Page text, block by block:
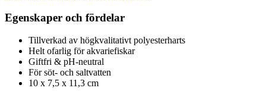
Egenskaper och fördelar
Tillverkad av högkvalitativt polyesterharts
Helt ofarlig för akvariefiskar
Giftfri & pH-neutral
För söt- och saltvatten
10 x 7,5 x 11,3 cm